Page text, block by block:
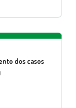
dos casos